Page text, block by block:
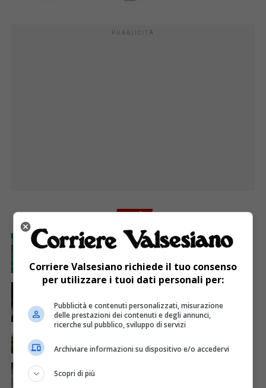
PUBBLICITÀ
I PIÙ
ATTUALITÀ 1 giorno fa
GAL Terre del Sesia: 450.000 euro per la
ATTUALITÀ 5 giorni fa
La salute si costruisce un passo alla volta
Auguri alla centenaria Piera Rosa Taddia
Corriere Valsesiano richiede il tuo consenso
per utilizzare i tuoi dati personali per:
Pubblicità e contenuti personalizzati, misurazione
delle prestazioni dei contenuti e degli annunci,
ricerche sul pubblico, sviluppo di servizi
Archiviare informazioni su dispositivo e/o accedervi
Scopri di più